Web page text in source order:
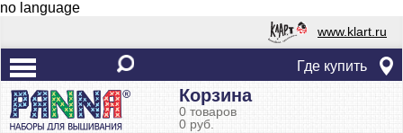
no language
www.klart.ru
Где купить
Корзина
0 товаров
0 руб.